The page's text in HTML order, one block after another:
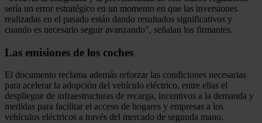
sería un error estratégico en un momento en que las inversiones
realizadas en el pasado están dando resultados significativos y
cuando es necesario seguir avanzando", señalan los firmantes.
Las emisiones de los coches
El documento reclama además reforzar las condiciones necesarias
para acelerar la adopción del vehículo eléctrico, entre ellas el
despliegue de infraestructuras de recarga, incentivos a la demanda y
medidas para facilitar el acceso de hogares y empresas a los
vehículos eléctricos a través del mercado de segunda mano.